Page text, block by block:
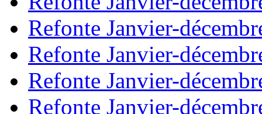
Refonte Janvier-
Refonte Janvier-
Refonte Janvier-
Refonte Janvier-